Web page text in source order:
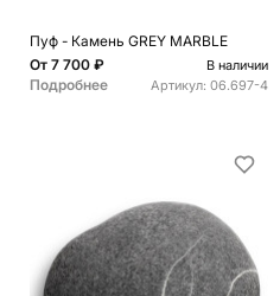
Пуф - Камень GREY MARBLE
От 7 700 ₽ В наличии
Подробнее Артикул: 06.697-4